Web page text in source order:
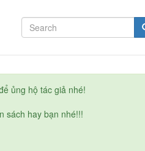
ủng hộ tác giả nhé!
sách hay bạn nhé!!!